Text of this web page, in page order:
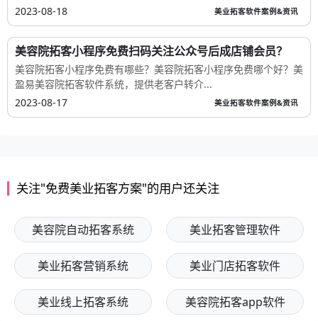
2023-08-18
美业拓客软件案例&资讯
美容院拓客小程序免费扫码关注公众号后成店铺会员？
美容院拓客小程序免费有哪些？美容院拓客小程序免费哪个好？美
盈易美容院拓客软件系统，提供老客户转介...
2023-08-17
美业拓客软件案例&资讯
关注"免费美业拓客方案"的用户还关注
美容院自动拓客系统 美业拓客管理软件
美业拓客营销系统 美业门店拓客软件
美业线上拓客系统 美容院拓客app软件